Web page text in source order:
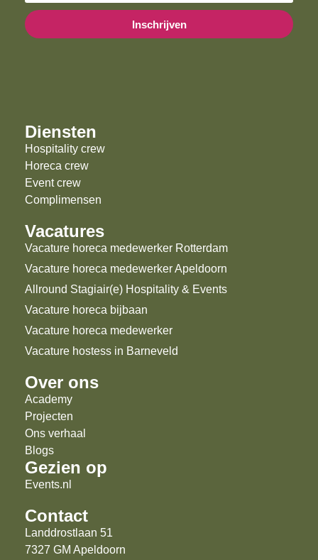
Inschrijven
Diensten
Hospitality crew
Horeca crew
Event crew
Complimensen
Vacatures
Vacature horeca medewerker Rotterdam
Vacature horeca medewerker Apeldoorn
Allround Stagiair(e) Hospitality & Events
Vacature horeca bijbaan
Vacature horeca medewerker
Vacature hostess in Barneveld
Over ons
Academy
Projecten
Ons verhaal
Blogs
Gezien op
Events.nl
Contact
Landdrostlaan 51
7327 GM Apeldoorn